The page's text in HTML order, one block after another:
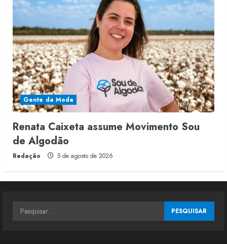
Gente da Moda
Renata Caixeta assume Movimento Sou
de Algodão
Redação 5 de agosto de 2026
Pesquisar